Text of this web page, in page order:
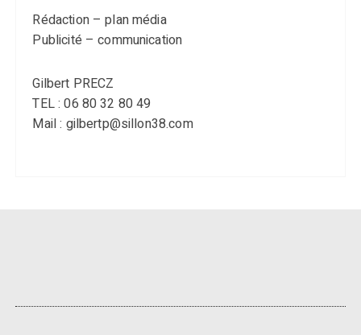
Rédaction – plan média
Publicité – communication
Gilbert PRECZ
TEL : 06 80 32 80 49
Mail : gilbertp@sillon38.com